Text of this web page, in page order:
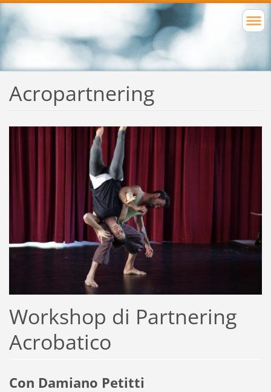
Acropartnering
Workshop di Partnering
Acrobatico
Con Damiano Petitti